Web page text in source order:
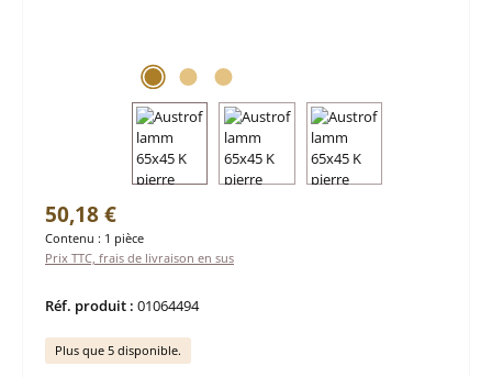
Prix régulier :
50,18 €
Contenu : 1 pièce
Prix TTC, frais de livraison en sus
Réf. produit : 01064494
Plus que 5 disponible.